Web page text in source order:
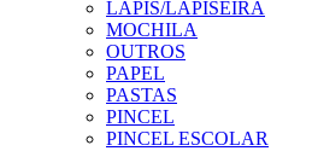
LAPIS/LAPISEIRA
MOCHILA
OUTROS
PAPEL
PASTAS
PINCEL
PINCEL ESCOLAR